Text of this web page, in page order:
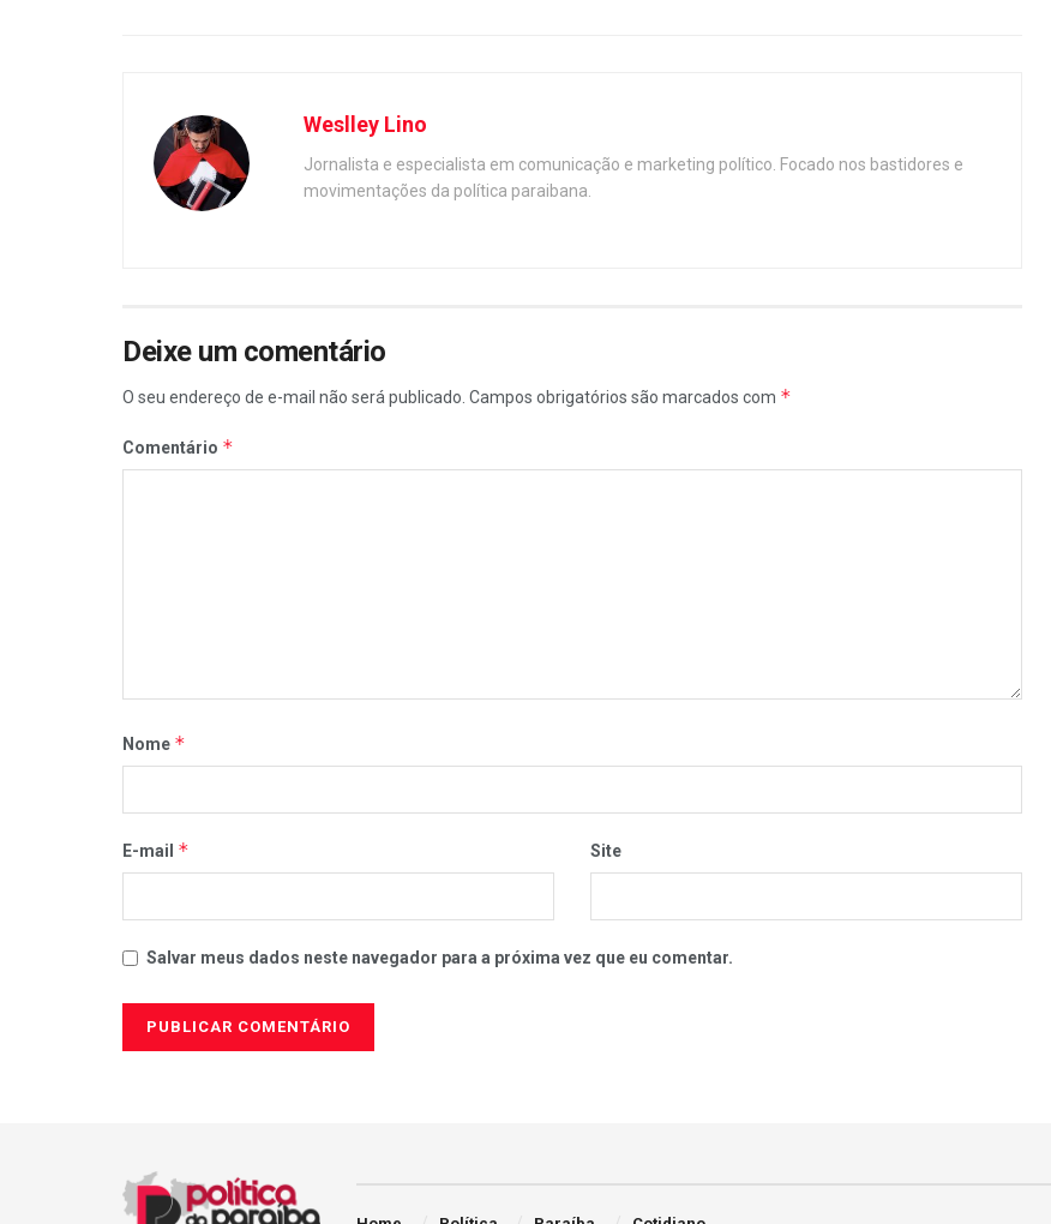
Weslley Lino
Jornalista e especialista em comunicação e marketing político. Focado nos bastidores e
movimentações da política paraibana.
Deixe um comentário
O seu endereço de e-mail não será publicado. Campos obrigatórios são marcados com *
Comentário *
Nome *
E-mail * Site
Salvar meus dados neste navegador para a próxima vez que eu comentar.